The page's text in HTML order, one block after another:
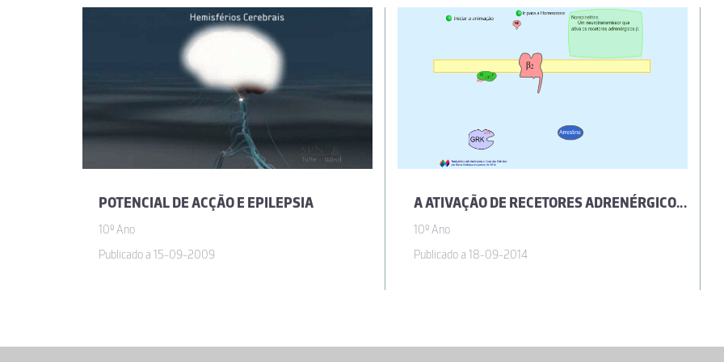
POTENCIAL DE ACÇÃO E EPILEPSIA
10º Ano
Publicado a 15-09-2009
A ATIVAÇÃO DE RECETORES ADRENÉRGICOS E O EQUILÍBRIO HOMEOSTÁTICO NAS MEMBRANAS PÓS-SINÁPTICAS
10º Ano
Publicado a 18-09-2014